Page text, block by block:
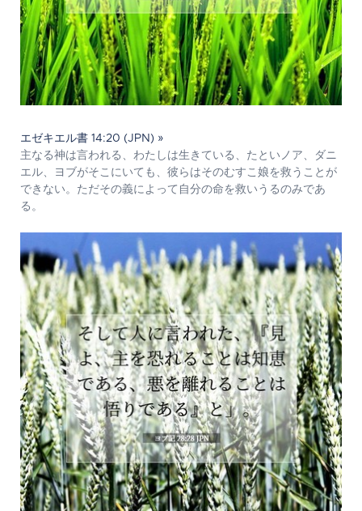
エゼキエル書 14:20 (JPN) »
主なる神は言われる、わたしは生きている、たといノア、ダニ
エル、ヨブがそこにいても、彼らはそのむすこ娘を救うことが
できない。ただその義によって自分の命を救いうるのみであ
る。